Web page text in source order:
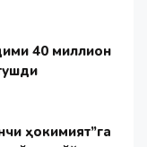
40 миллион
ҳокимият”га